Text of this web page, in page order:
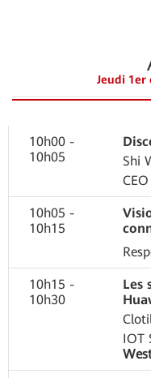
Jeudi 1er
10h00 -
10h05
Shi
10h05 -
10h15
10h15 -
10h30
Les
IOT